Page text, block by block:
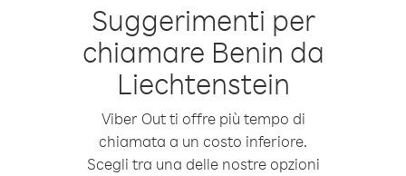
Suggerimenti per
chiamare Benin da
Liechtenstein
Viber Out ti offre più tempo di
chiamata a un costo inferiore.
Scegli tra una delle nostre opzioni